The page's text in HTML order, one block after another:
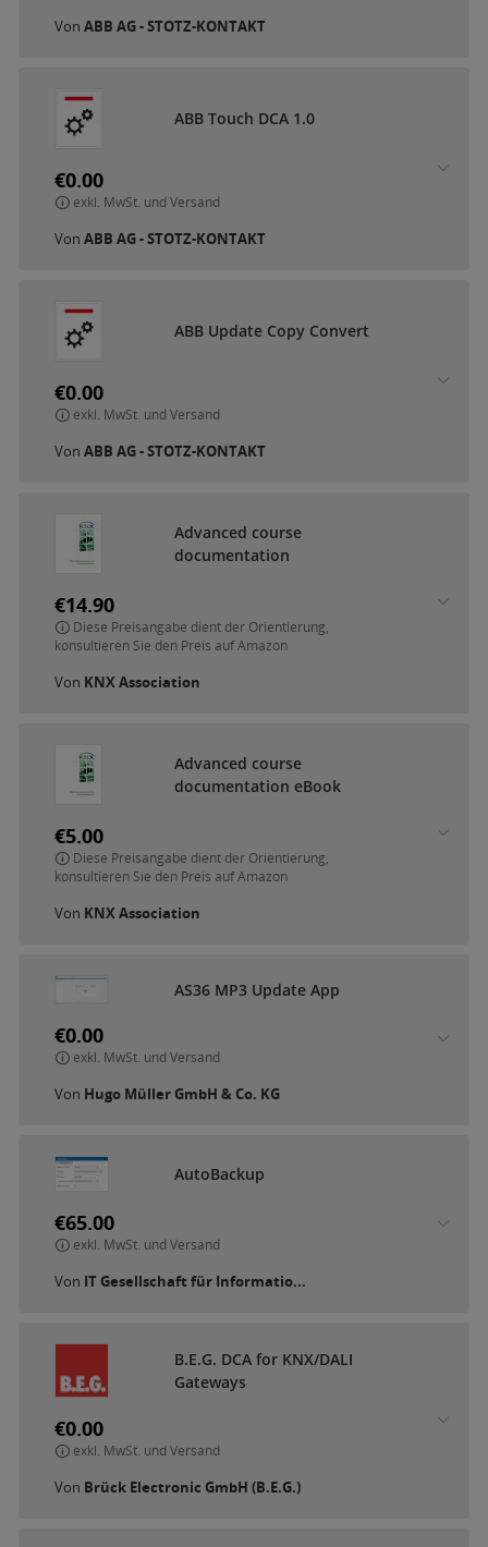
Von ABB AG - STOTZ-KONTAKT
ABB Touch DCA 1.0
€0.00
exkl. MwSt. und Versand
Von ABB AG - STOTZ-KONTAKT
ABB Update Copy Convert
€0.00
exkl. MwSt. und Versand
Von ABB AG - STOTZ-KONTAKT
Advanced course
documentation
€14.90
Diese Preisangabe dient der Orientierung,
konsultieren Sie den Preis auf Amazon
Von KNX Association
Advanced course
documentation eBook
€5.00
Diese Preisangabe dient der Orientierung,
konsultieren Sie den Preis auf Amazon
Von KNX Association
AS36 MP3 Update App
€0.00
exkl. MwSt. und Versand
Von Hugo Müller GmbH & Co. KG
AutoBackup
€65.00
exkl. MwSt. und Versand
Von IT Gesellschaft für Informatio...
B.E.G. DCA for KNX/DALI
Gateways
€0.00
exkl. MwSt. und Versand
Von Brück Electronic GmbH (B.E.G.)